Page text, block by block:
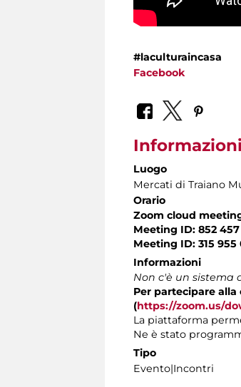
#laculturaincasa
Facebook
Informazioni
Luogo
Mercati di Traiano
Orario
Zoom cloud
Meeting ID: 852
Meeting ID: 315 955
Informazioni
Non c'è un sistema
Per partecipare
(https://zoom.us/
La piattaforma
Ne è stato
Tipo
Evento|Incontri